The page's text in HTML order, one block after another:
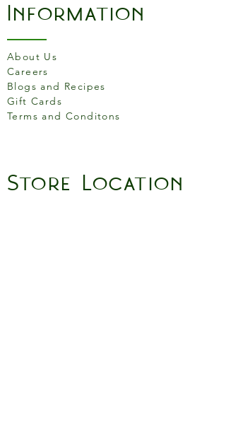
Information
About Us
Careers
Blogs and Recipes
Gift Cards
Terms and Conditons
Store Location